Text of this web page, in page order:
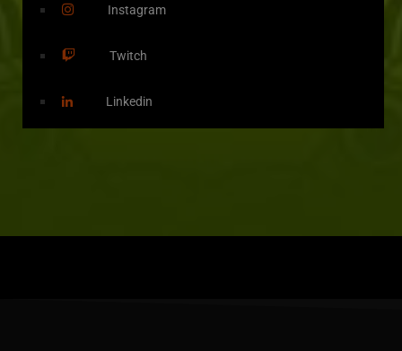
Instagram
Twitch
Linkedin